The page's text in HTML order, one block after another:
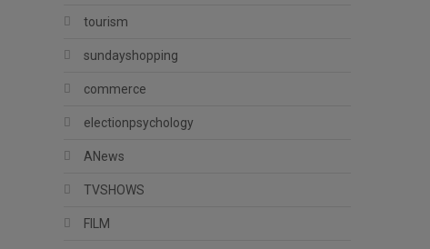
tourism
sundayshopping
commerce
electionpsychology
ANews
TVSHOWS
FILM